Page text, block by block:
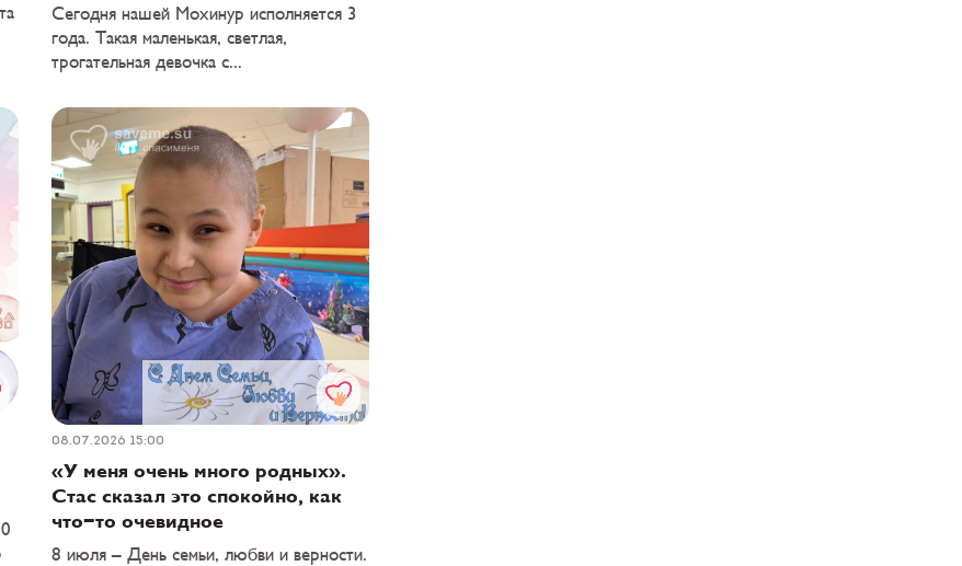
Сегодня нашей Мохинур исполняется 3
года. Такая маленькая, светлая,
трогательная девочка с...
08.07.2026 15:00
«У меня очень много родных».
Стас сказал это спокойно, как
что-то очевидное
8 июля – День семьи, любви и верности.